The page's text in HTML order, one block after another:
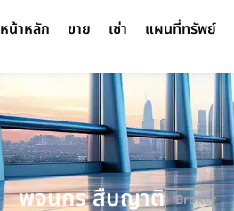
หน้าหลัก ขาย เช่า แผนที่ทรัพย์
พจนกร สืบญาติ Broker